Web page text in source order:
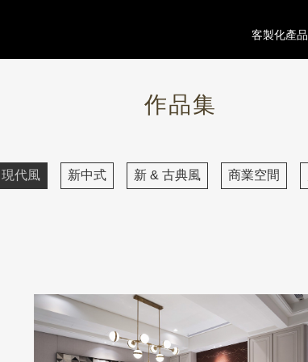
客製化產品
作品集
現代風 新中式 新 & 古典風 商業空間